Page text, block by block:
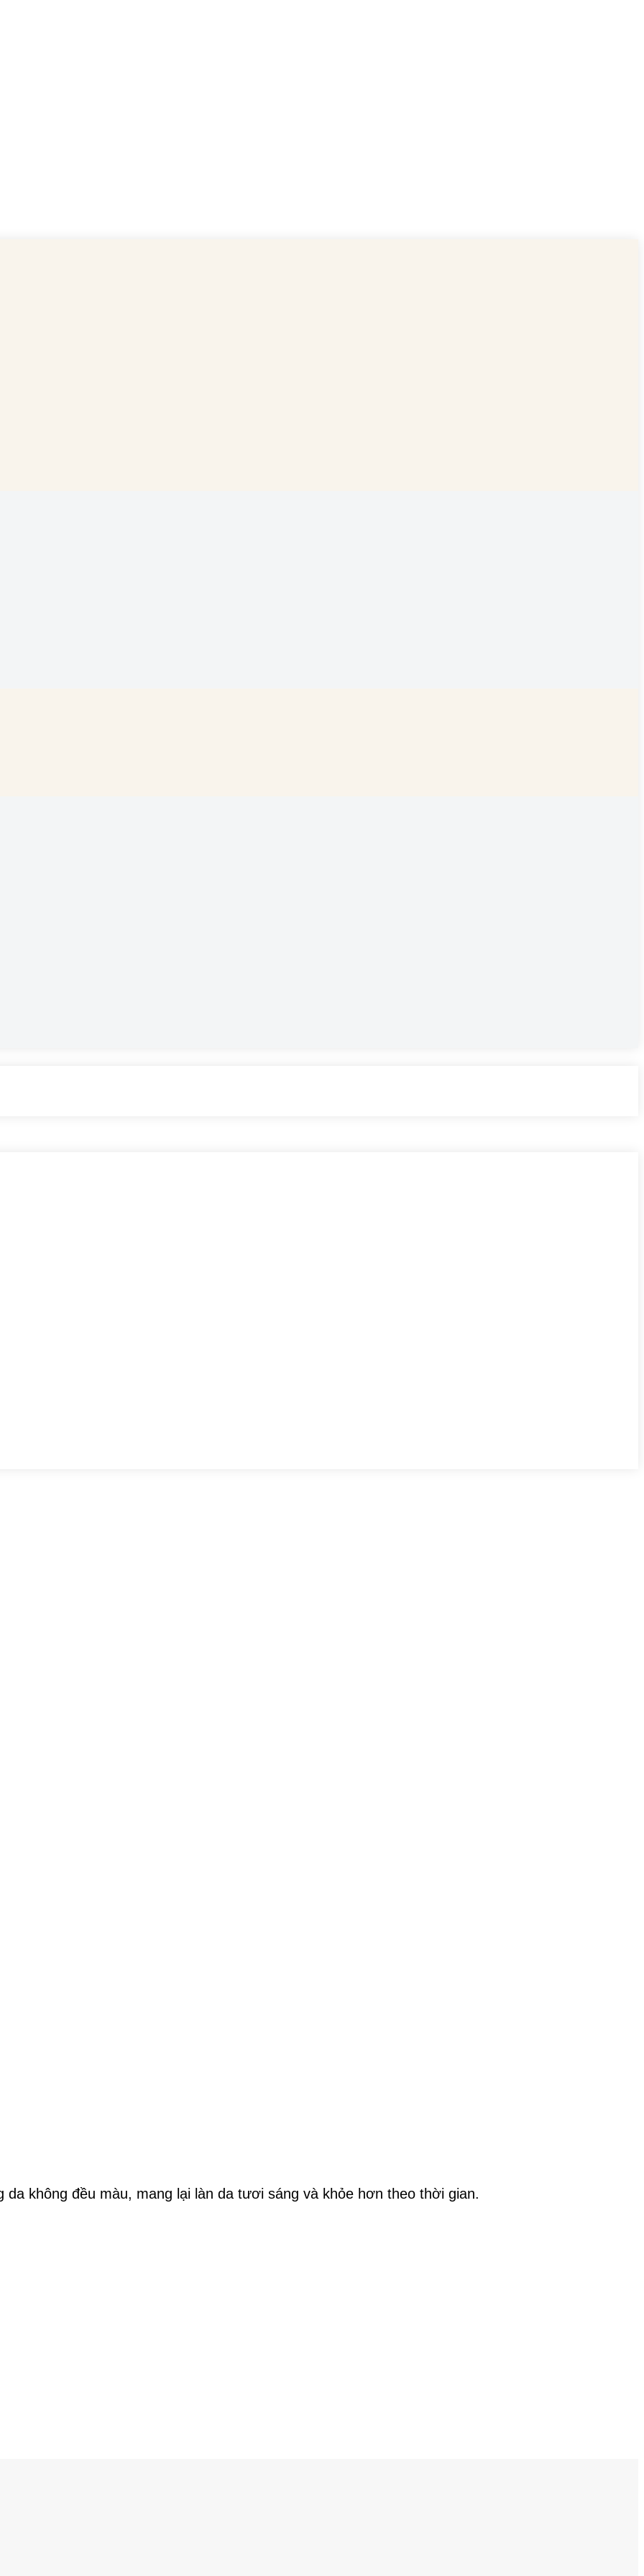
không đều màu, mang lại làn da tươi sáng và khỏe hơn theo thời gian.